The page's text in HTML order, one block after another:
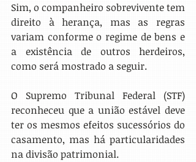
Sim, o companheiro sobrevivente tem
direito à herança, mas as regras
variam conforme o regime de bens e
a existência de outros herdeiros,
como será mostrado a seguir.
O Supremo Tribunal Federal (STF)
reconheceu que a união estável deve
ter os mesmos efeitos sucessórios do
casamento, mas há particularidades
na divisão patrimonial.